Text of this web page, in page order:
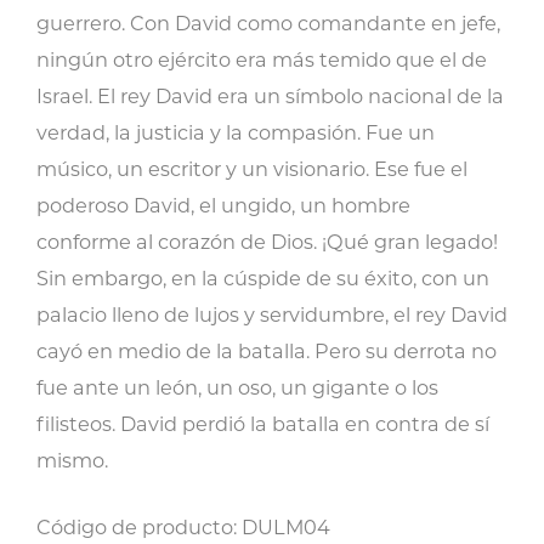
guerrero. Con David como comandante en jefe,
ningún otro ejército era más temido que el de
Israel. El rey David era un símbolo nacional de la
verdad, la justicia y la compasión. Fue un
músico, un escritor y un visionario. Ese fue el
poderoso David, el ungido, un hombre
conforme al corazón de Dios. ¡Qué gran legado!
Sin embargo, en la cúspide de su éxito, con un
palacio lleno de lujos y servidumbre, el rey David
cayó en medio de la batalla. Pero su derrota no
fue ante un león, un oso, un gigante o los
filisteos. David perdió la batalla en contra de sí
mismo.
Código de producto: DULM04